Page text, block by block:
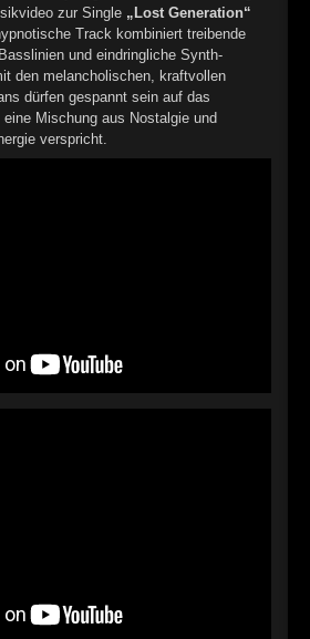
Totpunkt
Geisterfahrt
Totpunkt
Tod
Totpunkt
zur Single „Lost Generation“
Track kombiniert treibende
und eindringliche Synth-
den melancholischen, kraftvollen
dürfen gespannt sein auf das
Mischung aus Nostalgie und
verspricht.